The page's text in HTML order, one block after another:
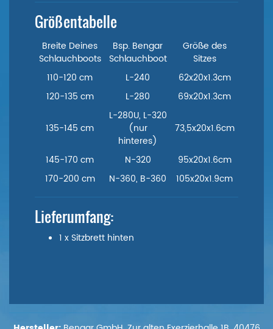
Größentabelle
Breite Deines
Schlauchboots
Bsp. Bengar
Schlauchboot
Größe des
Sitzes
110-120 cm
L-240
62x20x1.3cm
120-135 cm
L-280 69x20x1.3cm
135-145 cm
L-280U, L-320
(nur
hinteres)
73,5x20x1.6cm
145-170 cm N-320
95x20x1.6cm
170-200 cm
N-360, B-360 105x20x1.9cm
Lieferumfang:
1 x Sitzbrett hinten